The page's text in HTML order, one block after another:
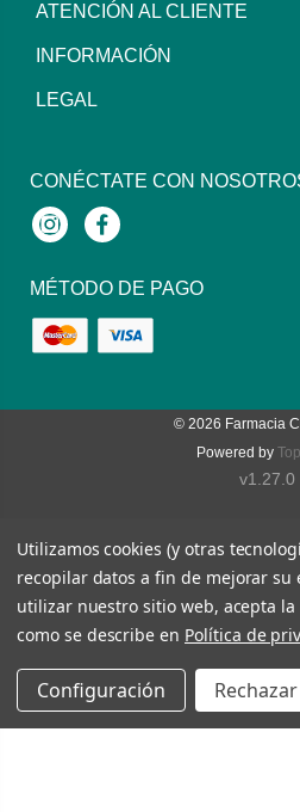
ATENCIÓN AL CLIENTE
INFORMACIÓN
LEGAL
CONÉCTATE CON
InstagramFacebook
MÉTODO DE PAGO
© 2026 Farmacia
Powered by
v1.27.0
Utilizamos cookies (y otras
recopilar datos a fin de mejorar su
utilizar nuestro sitio web, acepta
como se describe en Política de
Configuración